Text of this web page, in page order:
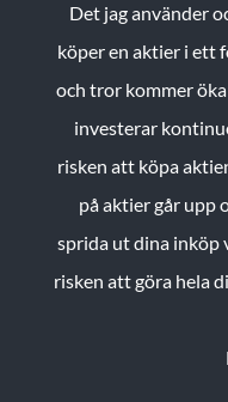
Det jag använder
köper en aktier i ett
och tror kommer
investerar
risken att köpa
på aktier går upp
sprida ut dina inköp
risken att göra hela